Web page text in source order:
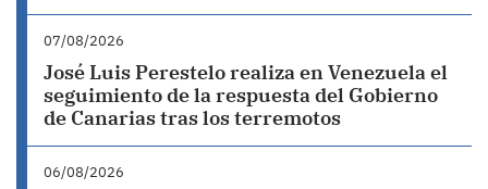
07/08/2026
José Luis Perestelo realiza en Venezuela el
seguimiento de la respuesta del Gobierno
de Canarias tras los terremotos
06/08/2026